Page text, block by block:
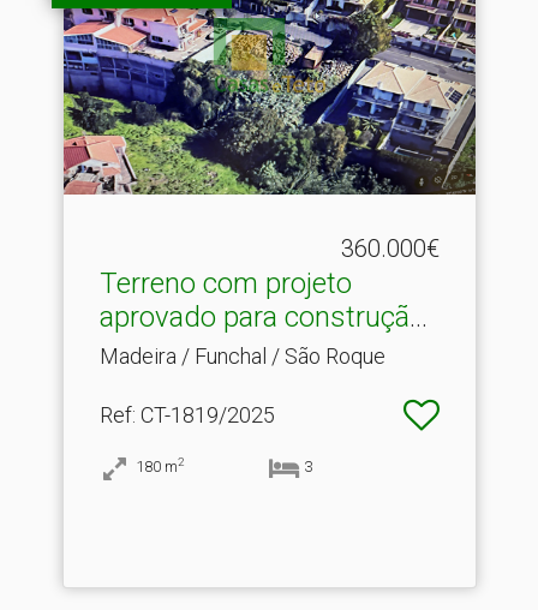
360.000€
Terreno com projeto
aprovado para construção .​
..
Madeira / Funchal / São Roque
Ref: CT-1819/2025
180 m2 3